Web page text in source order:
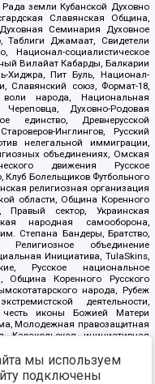
земли Кубанской Духовно
Славянская Община,
Семинария Духовное
Таблиги Джамаат, Свидетели
Национал-социалистическое
Вилайат Кабарды, Балкарии
Хиджра, Пит Буль, Национал-
Славянский союз, Формат-18,
народа, Национальная
Духовно-Родовая
единство, Древнерусской
Инглингов, Русский
нелегальной иммиграции,
объединениях, Омская
движения Русское
Клуб Болельщиков Футбольного
религиозная организация
области, Община Коренного
Правый сектор, Украинская
народная самооборона,
Степана Бандеры, Братство,
объединение
Инициатива, TulaSkins,
Русское национальное
Община Коренного Русского
народа, Рубеж
деятельности,
иконы Божией Матери
Молодежная правозащитная
инициативная
Русская республика Русь,
и свобода, W.H.С., Фалунь
клуб-Новокузнецк/РПК,
мы используем
подключены